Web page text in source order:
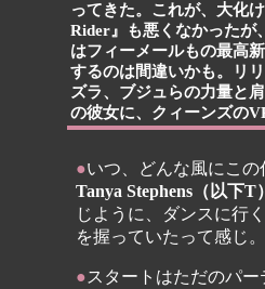
ってきた。これが、大化
Rider』も悪くなかったが
はフィーメールもの最高
するのは間違いかも。リ
ズラ、ブジュらの力量と
の彼女に、クィーンズの
●いつ、どんな風にこ
Tanya Stephens（以下T
じように、ダンスに行
を握っていたって感じ。
●スタートはただのパ